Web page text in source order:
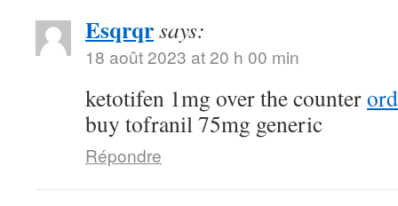
Esqrqrsays:
18 août 2023 at 20 h 00 min
ketotifen 1mg over the counter
buy tofranil 75mg generic
Répondre